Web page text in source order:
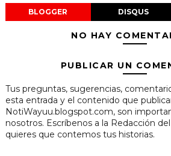
BLOGGER DISQUS
NO HAY
PUBLICAR UN
Tus preguntas, sugerencias,
esta entrada y el contenido que
NotiWayuu.blogspot.com, son
nosotros. Escríbenos a la Redacción
quieres que contemos tus historias.